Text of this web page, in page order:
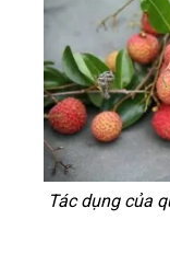
Tác dụng của